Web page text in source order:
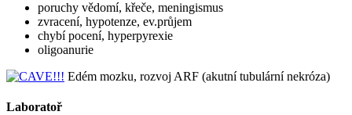
poruchy vědomí, křeče, meningismus
zvracení, hypotenze, ev.průjem
chybí pocení, hyperpyrexie
oligoanurie
Edém mozku, rozvoj ARF (akutní tubulární nekróza)
Laboratoř